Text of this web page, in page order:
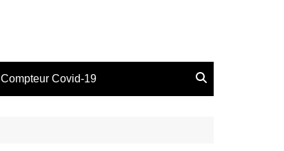
Compteur Covid-19